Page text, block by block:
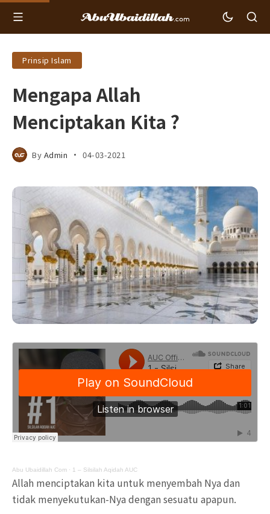
Prinsip Islam
Mengapa Allah
Menciptakan Kita ?
By Admin 04-03-2021
Abu Ubaidillah Com · 1 – Silsilah Aqidah AUC
Allah menciptakan kita untuk menyembah Nya dan
tidak menyekutukan-Nya dengan sesuatu apapun.